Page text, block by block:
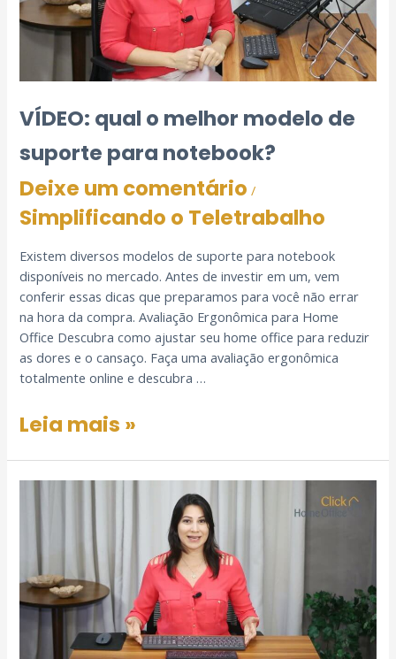
VÍDEO: qual o melhor modelo de
suporte para notebook?
Deixe um comentário /
Simplificando o Teletrabalho
Existem diversos modelos de suporte para notebook
disponíveis no mercado. Antes de investir em um, vem
conferir essas dicas que preparamos para você não errar
na hora da compra. Avaliação Ergonômica para Home
Office Descubra como ajustar seu home office para reduzir
as dores e o cansaço. Faça uma avaliação ergonômica
totalmente online e descubra …
Leia mais »